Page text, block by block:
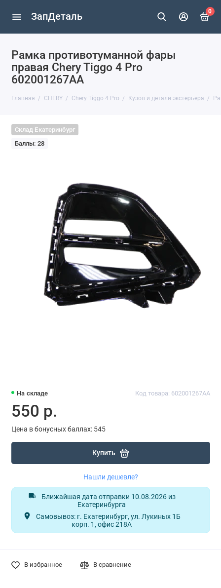
ЗапДеталь 0
Рамка противотуманной фары
правая Chery Tiggo 4 Pro
602001267AA
Главная CHERY Chery Tiggo 4 Pro Кузов и детали экстерьера
Склад Екатеринбург
Баллы: 28
На складе Код товара: 602001267AA
550 р.
Цена в бонусных баллах: 545
Купить
Нашли дешевле?
Ближайшая дата отправки 10.08.2026 из
Екатеринбурга
Самовывоз: г. Екатеринбург, ул. Лукиных 1Б
корп. 1, офис 218А
В избранное В сравнение